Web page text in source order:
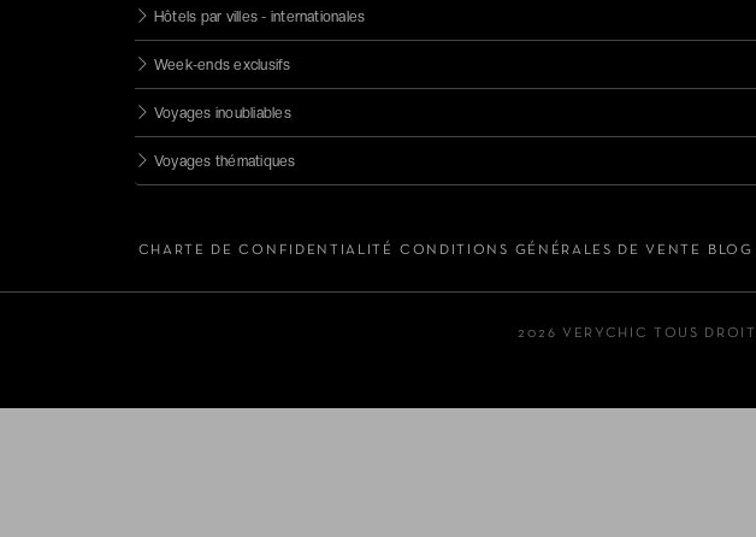
5 étoiles
Resorts
Hôtels par villes - internationales
Week-ends exclusifs
Voyages inoubliables
Voyages thématiques
CHARTE DE CONFIDENTIALITÉ CONDITIONS GÉNÉRALES DE VENTE
2026 VERYCHIC TOUS